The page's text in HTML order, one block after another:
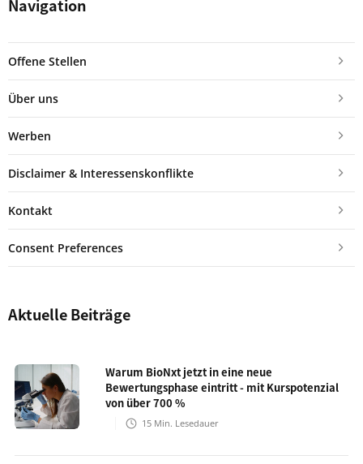
Navigation
Offene Stellen
Über uns
Werben
Disclaimer & Interessenskonflikte
Kontakt
Consent Preferences
Aktuelle Beiträge
Warum BioNxt jetzt in eine neue
Bewertungsphase eintritt - mit Kurspotenzial
von über 700 %
15 Min. Lesedauer